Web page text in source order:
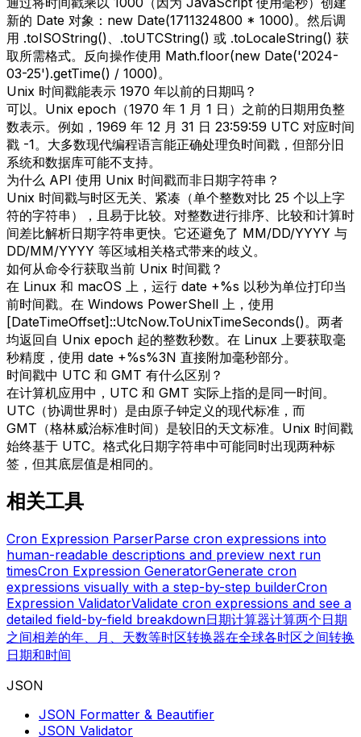
新的 Date 对象：new Date(1711324800 * 1000)。然后调
用 .toISOString()、.toUTCString() 或 .toLocaleString() 获
取所需格式。反向操作使用 Math.floor(new Date('2024-
03-25').getTime() / 1000)。
Unix 时间戳能表示 1970 年以前的日期吗？
可以。Unix epoch（1970 年 1 月 1 日）之前的日期用负整
数表示。例如，1969 年 12 月 31 日 23:59:59 UTC 对应时间
戳 -1。大多数现代编程语言能正确处理负时间戳，但部分旧
系统和数据库可能不支持。
为什么 API 使用 Unix 时间戳而非日期字符串？
Unix 时间戳与时区无关、紧凑（单个整数对比 25 个以上字
符的字符串），且易于比较。对整数进行排序、比较和计算时
间差比解析日期字符串更快。它还避免了 MM/DD/YYYY 与
DD/MM/YYYY 等区域相关格式带来的歧义。
如何从命令行获取当前 Unix 时间戳？
在 Linux 和 macOS 上，运行 date +%s 以秒为单位打印当
前时间戳。在 Windows PowerShell 上，使用
[DateTimeOffset]::UtcNow.ToUnixTimeSeconds()。两者
均返回自 Unix epoch 起的整数秒数。在 Linux 上要获取毫
秒精度，使用 date +%s%3N 直接附加毫秒部分。
时间戳中 UTC 和 GMT 有什么区别？
在计算机应用中，UTC 和 GMT 实际上指的是同一时间。
UTC（协调世界时）是由原子钟定义的现代标准，而
GMT（格林威治标准时间）是较旧的天文标准。Unix 时间戳
始终基于 UTC。格式化日期字符串中可能同时出现两种标
签，但其底层值是相同的。
相关工具
Cron Expression ParserParse cron expressions into
human-readable descriptions and preview next run
timesCron Expression GeneratorGenerate cron
expressions visually with a step-by-step builderCron
Expression ValidatorValidate cron expressions and see a
detailed field-by-field breakdown日期计算器计算两个日期
之间相差的年、月、天数等时区转换器在全球各时区之间转换
日期和时间
JSON
JSON Formatter & Beautifier
JSON Validator